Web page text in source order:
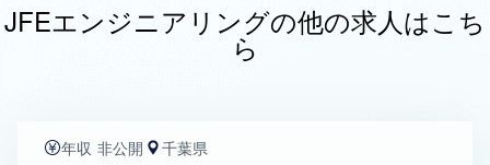
JFEエンジニアリングの他の求人はこち
ら
年収 非公開 千葉県